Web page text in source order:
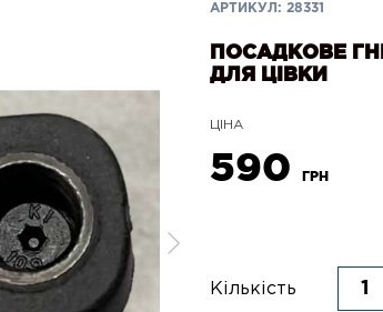
АРТИКУЛ: 28331
ПОСАДКОВЕ
ДЛЯ ЦІВКИ
ЦІНА
590 ГРН
Кількість